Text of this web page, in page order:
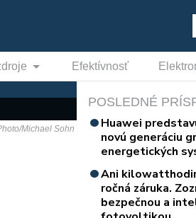
Efektívnosť
Michael Sohn
POSLEDNÉ
Huawei
novú generáciu
energetických
Ani
ročná záruka.
bezpečnou a